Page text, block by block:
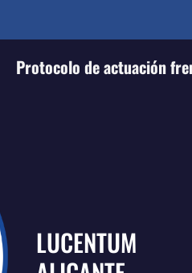
Protocolo de actuación
LUCENTUM